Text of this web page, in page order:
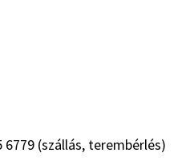
(szállás, terembérlés)